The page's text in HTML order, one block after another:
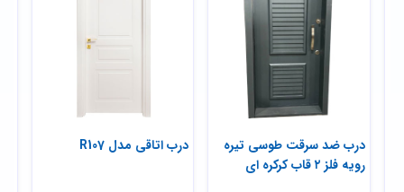
درب اتاقی مدل R107
درب ضد سرقت طوسی تیره
رویه فلز ۲ قاب کرکره ای